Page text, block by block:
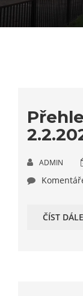
ADMIN
ČÍST DÁLE